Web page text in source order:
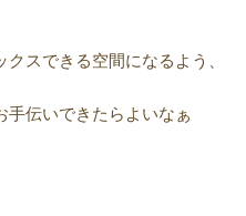
クスできる空間になるよう、
手伝いできたらよいなぁ